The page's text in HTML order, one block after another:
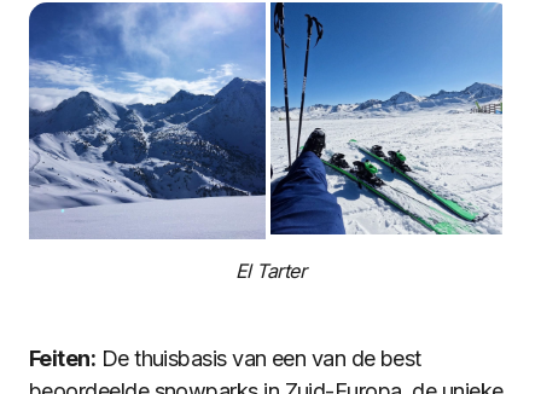
El Tarter
Feiten: De thuisbasis van een van de best